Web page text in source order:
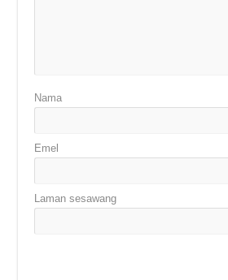
Nama
Emel
Laman sesawang